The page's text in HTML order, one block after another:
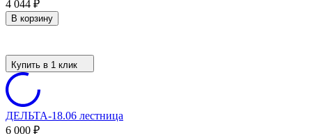
4 044 ₽
В корзину
Купить в 1 клик
ДЕЛЬТА-18.06 лестница
6 000 ₽